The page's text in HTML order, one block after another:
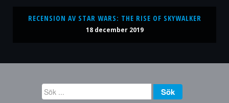
RECENSION AV STAR WARS: THE RISE OF SKYWALKER
18 december 2019
Sök
...
Sök